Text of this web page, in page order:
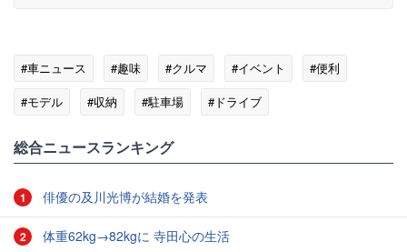
#車ニュース #趣味 #クルマ #イベント
#便利
#モデル
#収納 #駐車場 #ドライブ
総合ニュースランキング
1 俳優の及川光博が結婚を発表
2 体重62kg→82kgに 寺田心の生活